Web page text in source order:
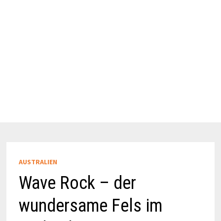
AUSTRALIEN
Wave Rock – der
wundersame Fels im